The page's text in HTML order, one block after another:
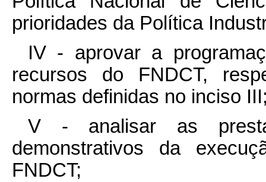
prioridades da Política
IV - aprovar a
recursos do FNDCT,
normas definidas no inciso
V - analisar as
demonstrativos da
FNDCT;